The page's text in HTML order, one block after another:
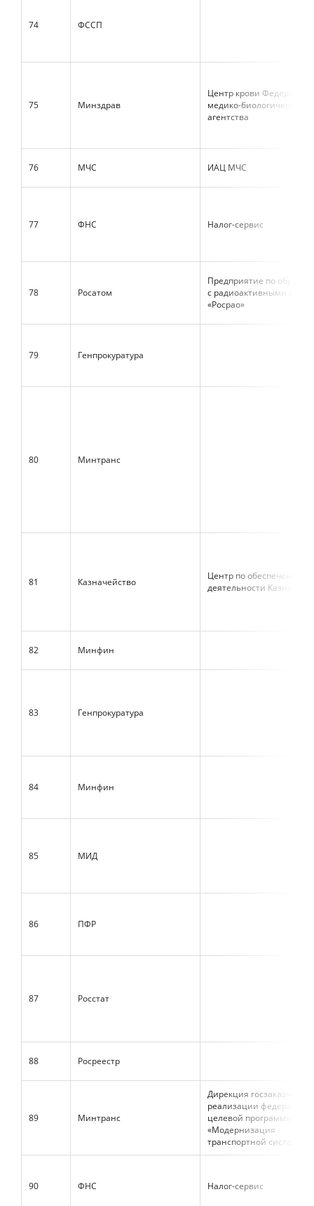
74 ФССП
75 Минздрав
Центр крови
медико-биологического
агентства
76 МЧС ИАЦ МЧС
77 ФНС Налог-сервис
78 Росатом
Предприятие по
с радиоактивными
«Росрао»
79 Генпрокуратура
80 Минтранс
81 Казначейство
Центр по обеспечению
деятельности
82 Минфин
83 Генпрокуратура
84 Минфин
85 МИД
86 ПФР
87 Росстат
88 Росреестр
89 Минтранс
Дирекция госзаказчика
реализации
целевой программы
«Модернизация
транспортной системы
90 ФНС Налог-сервис